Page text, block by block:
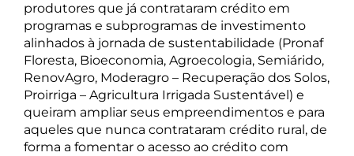
produtores que já contrataram crédito em
programas e subprogramas de investimento
alinhados à jornada de sustentabilidade (Pronaf
Floresta, Bioeconomia, Agroecologia, Semiárido,
RenovAgro, Moderagro – Recuperação dos Solos,
Proirriga – Agricultura Irrigada Sustentável) e
queiram ampliar seus empreendimentos e para
aqueles que nunca contrataram crédito rural, de
forma a fomentar o acesso ao crédito com